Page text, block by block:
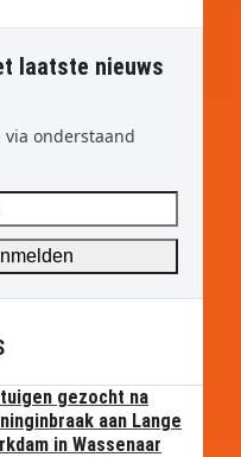
laatste nieuws
onderstaand
gezocht na
aan Lange
in Wassenaar